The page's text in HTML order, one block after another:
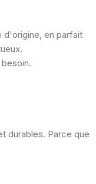
d'origine, en parfait
durables. Parce que